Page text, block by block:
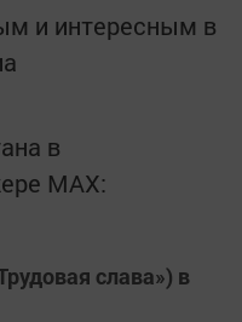
и интересным в
в
MАХ:
слава») в